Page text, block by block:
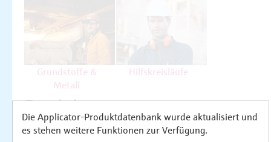
Die Applicator-Produktdatenbank wurde aktualisiert und
es stehen weitere Funktionen zur Verfügung.
Grundstoffe &
Metall
Hilfskreisläufe
Produkte
Auswählen oder auslegen nach